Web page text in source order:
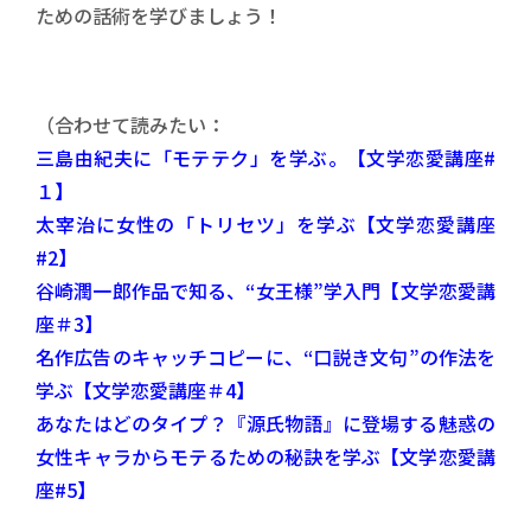
ための話術を学びましょう！
（合わせて読みたい：
三島由紀夫に「モテテク」を学ぶ。【文学恋愛講座#
１】
太宰治に女性の「トリセツ」を学ぶ【文学恋愛講座
#2】
谷崎潤一郎作品で知る、“女王様”学入門【文学恋愛講
座＃3】
名作広告のキャッチコピーに、“口説き文句”の作法を
学ぶ【文学恋愛講座＃4】
あなたはどのタイプ？『源氏物語』に登場する魅惑の
女性キャラからモテるための秘訣を学ぶ【文学恋愛講
座#5】